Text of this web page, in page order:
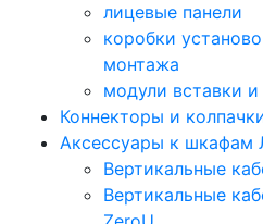
лицевые панели
коробки
монтажа
модули вставки
Коннекторы и
Аксессуары к шкафам
Вертикальные
Вертикальные